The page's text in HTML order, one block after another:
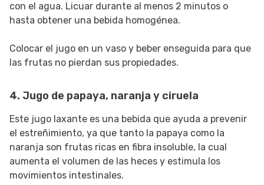
con el agua. Licuar durante al menos 2 minutos o
hasta obtener una bebida homogénea.
Colocar el jugo en un vaso y beber enseguida para que
las frutas no pierdan sus propiedades.
4. Jugo de papaya, naranja y ciruela
Este jugo laxante es una bebida que ayuda a prevenir
el estreñimiento, ya que tanto la papaya como la
naranja son frutas ricas en fibra insoluble, la cual
aumenta el volumen de las heces y estimula los
movimientos intestinales.